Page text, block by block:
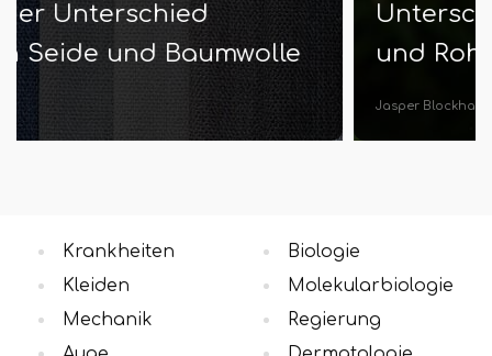
Unterschied zwischen Schlauch
und Rohr
Jasper Blockhaus
Krankheiten
Kleiden
Mechanik
Biologie
Molekularbiologie
Regierung